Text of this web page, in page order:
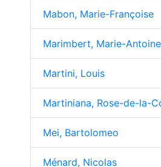
Mabon, Marie-Françoise
Marimbert, Marie-
Martini, Louis
Martiniana, Rose-de-la-
Mei, Bartolomeo
Ménard, Nicolas